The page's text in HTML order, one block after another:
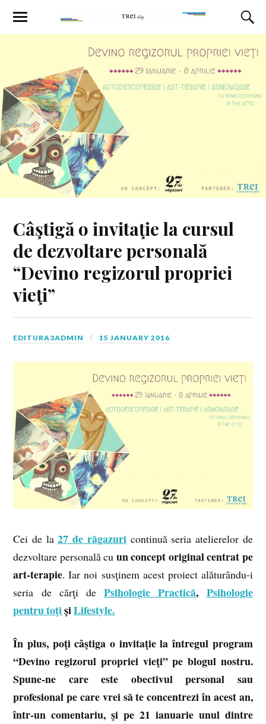
Câştigă o invitaţie la cursul
de dezvoltare personală
“Devino regizorul propriei
vieţi”
EDITURA3ADMIN 15 JANUARY 2016
Cei de la27 de răgazuri continuă seria atelierelor de
dezvoltare personală cu un concept original centrat pe
art-terapie. Iar noi susţinem acest proiect alăturându-i
seria de cărţi dePsihologie Practică, Psihologie
pentru toţişiLifestyle.
În plus, poţi câştiga o invitaţie la întregul program
“Devino regizorul propriei vieţi” pe blogul nostru.
Spune-ne care este obectivul personal sau
profesional pe care vrei să te concentrezi în acest an,
într-un comentariu, şi pe 21 ianuarie unul dintre